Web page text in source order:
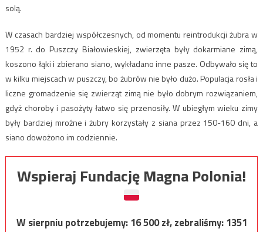
solą.
W czasach bardziej współczesnych, od momentu reintrodukcji żubra w
1952 r. do Puszczy Białowieskiej, zwierzęta były dokarmiane zimą,
koszono łąki i zbierano siano, wykładano inne pasze. Odbywało się to
w kilku miejscach w puszczy, bo żubrów nie było dużo. Populacja rosła i
liczne gromadzenie się zwierząt zimą nie było dobrym rozwiązaniem,
gdyż choroby i pasożyty łatwo się przenosiły. W ubiegłym wieku zimy
były bardziej mroźne i żubry korzystały z siana przez 150-160 dni, a
siano dowożono im codziennie.
Wspieraj Fundację Magna Polonia!
W sierpniu potrzebujemy:16 500zł, zebraliśmy:1351